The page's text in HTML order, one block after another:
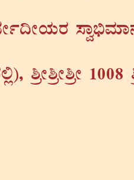
²æÃ²æÃ²æÃ 1008